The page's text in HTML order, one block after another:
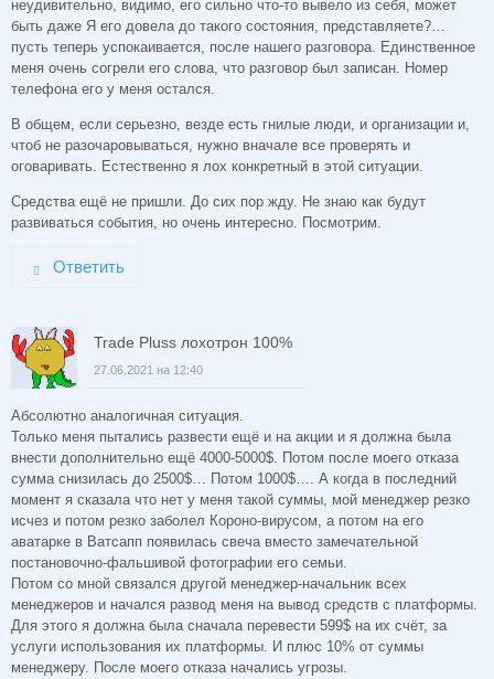
неудивительно, видимо, его сильно что-то вывело из себя, может
быть даже Я его довела до такого состояния, представляете?…
пусть теперь успокаивается, после нашего разговора. Единственное
меня очень согрели его слова, что разговор был записан. Номер
телефона его у меня остался.
В общем, если серьезно, везде есть гнилые люди, и организации и,
чтоб не разочаровываться, нужно вначале все проверять и
оговаривать. Естественно я лох конкретный в этой ситуации.
Средства ещё не пришли. До сих пор жду. Не знаю как будут
развиваться события, но очень интересно. Посмотрим.
Ответить
Trade Pluss лохотрон 100%
27.06.2021 на 12:40
Абсолютно аналогичная ситуация.
Только меня пытались развести ещё и на акции и я должна была
внести дополнительно ещё 4000-5000$. Потом после моего отказа
сумма снизилась до 2500$… Потом 1000$…. А когда в последний
момент я сказала что нет у меня такой суммы, мой менеджер резко
исчез и потом резко заболел Короно-вирусом, а потом на его
аватарке в Ватсапп появилась свеча вместо замечательной
постановочно-фальшивой фотографии его семьи.
Потом со мной связался другой менеджер-начальник всех
менеджеров и начался развод меня на вывод средств с платформы.
Для этого я должна была сначала перевести 599$ на их счёт, за
услуги использования их платформы. И плюс 10% от суммы
менеджеру. После моего отказа начались угрозы.